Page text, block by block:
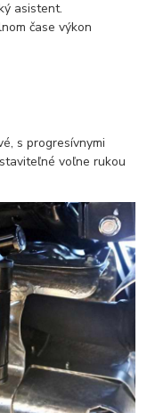
asistent.
čase výkon
s progresívnymi
voľne rukou